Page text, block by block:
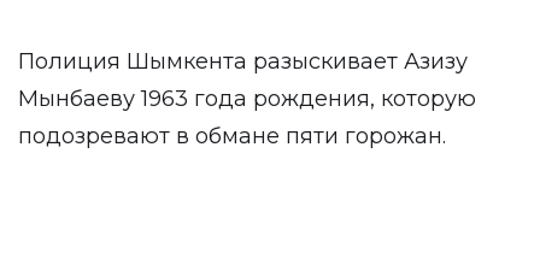
Полиция Шымкента разыскивает Азизу
Мынбаеву 1963 года рождения, которую
подозревают в обмане пяти горожан.